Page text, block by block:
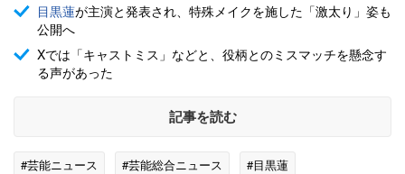
目黒蓮が主演と発表され、特殊メイクを施した「激太り」姿も
公開へ
Xでは「キャストミス」などと、役柄とのミスマッチを懸念す
る声があった
記事を読む
#芸能ニュース #芸能総合ニュース
#目黒蓮